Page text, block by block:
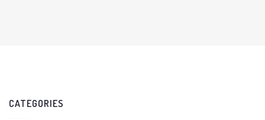
CATÉGORIES